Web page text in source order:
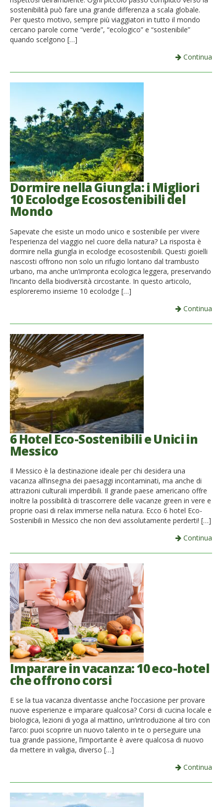
sostenibilità può fare una grande differenza a scala globale.
Per questo motivo, sempre più viaggiatori in tutto il mondo
cercano parole come “verde”, “ecologico” e “sostenibile”
quando scelgono […]
Continua
Dormire nella Giungla: i Migliori
10 Ecolodge Ecosostenibili del
Mondo
Sapevate che esiste un modo unico e sostenibile per vivere
l’esperienza del viaggio nel cuore della natura? La risposta è
dormire nella giungla in ecolodge ecosostenibili. Questi gioielli
nascosti offrono non solo un rifugio lontano dal trambusto
urbano, ma anche un’impronta ecologica leggera, preservando
l’incanto della biodiversità circostante. In questo articolo,
esploreremo insieme 10 ecolodge […]
Continua
6 Hotel Eco-Sostenibili e Unici in
Messico
Il Messico è la destinazione ideale per chi desidera una
vacanza all’insegna dei paesaggi incontaminati, ma anche di
attrazioni culturali imperdibili. Il grande paese americano offre
inoltre la possibilità di trascorrere delle vacanze green in vere e
proprie oasi di relax immerse nella natura. Ecco 6 hotel Eco-
Sostenibili in Messico che non devi assolutamente perderti! […]
Continua
Imparare in vacanza: 10 eco-hotel
che offrono corsi
E se la tua vacanza diventasse anche l’occasione per provare
nuove esperienze e imparare qualcosa? Corsi di cucina locale e
biologica, lezioni di yoga al mattino, un’introduzione al tiro con
l’arco: puoi scoprire un nuovo talento in te o perseguire una
tua grande passione, l’importante è avere qualcosa di nuovo
da mettere in valigia, diverso […]
Continua